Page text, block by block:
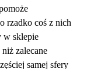
rzadko coś z nich
w sklepie
zalecane
samej sfery